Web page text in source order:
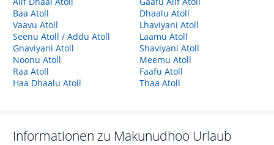
Baa Atoll
Vaavu Atoll
Seenu Atoll / Addu Atoll
Gnaviyani Atoll
Noonu Atoll
Raa Atoll
Haa Dhaalu Atoll
Dhaalu Atoll
Lhaviyani Atoll
Laamu Atoll
Shaviyani Atoll
Meemu Atoll
Faafu Atoll
Thaa Atoll
Informationen zu Makunudhoo Urlaub